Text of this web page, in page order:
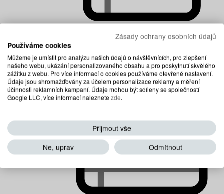
Dětské matrace
Zásady ochrany osobních údajů
Používáme cookies
Můžeme je umístit pro analýzu našich údajů o návštěvnících, pro zlepšení
našeho webu, ukázání personalizovaného obsahu a pro poskytnutí skvělého
zážitku z webu. Pro více informací o cookies používáme otevřené nastavení.
Údaje jsou shromažďovány za účelem personalizace reklamy a měření
účinnosti reklamních kampaní. Údaje mohou být sdíleny se společností
Google LLC, více informací naleznetezde.
Přijmout vše
Ne, uprav
Odmítnout